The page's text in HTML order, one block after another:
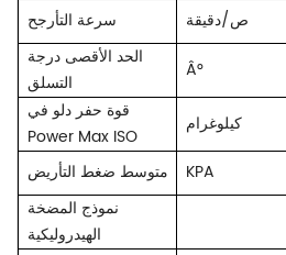
سرعة التأرجح
ص/دقيقة
الحد الأقصى درجة
التسلق
Â°
قوة حفر دلو في
Power Max ISO
كيلوغرام
متوسط ​​ضغط التأريض
KPA
نموذج المضخة
الهيدروليكية